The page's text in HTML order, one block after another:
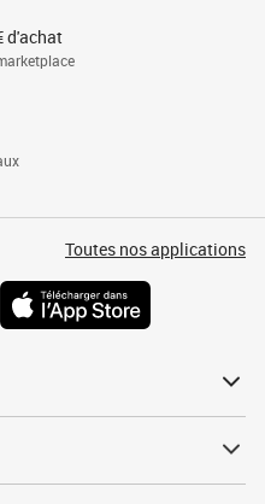
d'achat
Toutes nos applications